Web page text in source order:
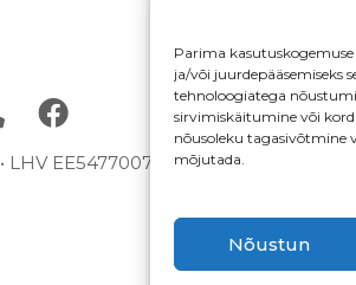
Parima
ja/või juurdepääsemiseks
tehnoloogiatega
sirvimiskäitumine või
nõusoleku tagasivõtmine
mõjutada.
Nõustun
• LHV EE547700771003878513